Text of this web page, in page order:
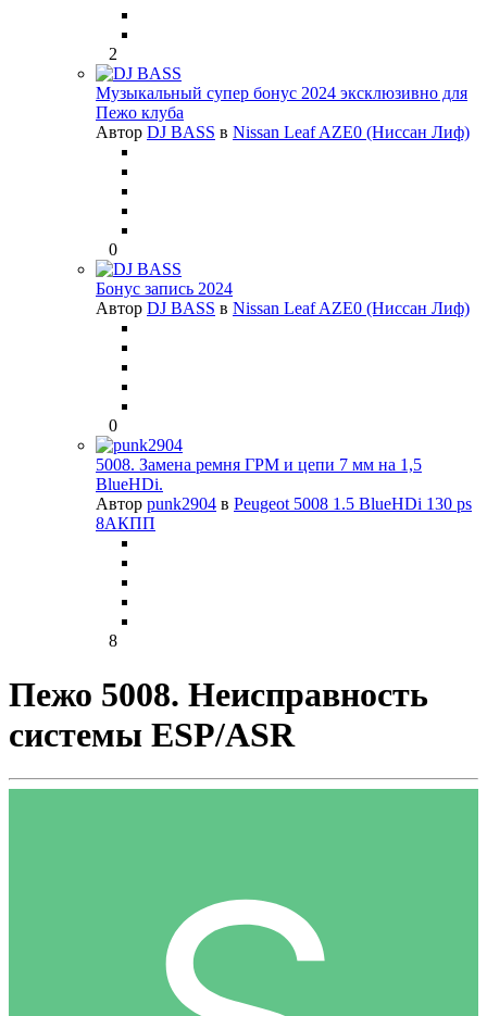
2
Музыкальный супер бонус 2024 эксклюзивно для
Пежо клуба
Автор DJ BASS в Nissan Leaf AZE0 (Ниссан Лиф)
0
Бонус запись 2024
Автор DJ BASS в Nissan Leaf AZE0 (Ниссан Лиф)
0
5008. Замена ремня ГРМ и цепи 7 мм на 1,5
BlueHDi.
Автор punk2904 в Peugeot 5008 1.5 BlueHDi 130 ps
8АКПП
8
Пежо 5008. Неисправность
системы ESP/ASR